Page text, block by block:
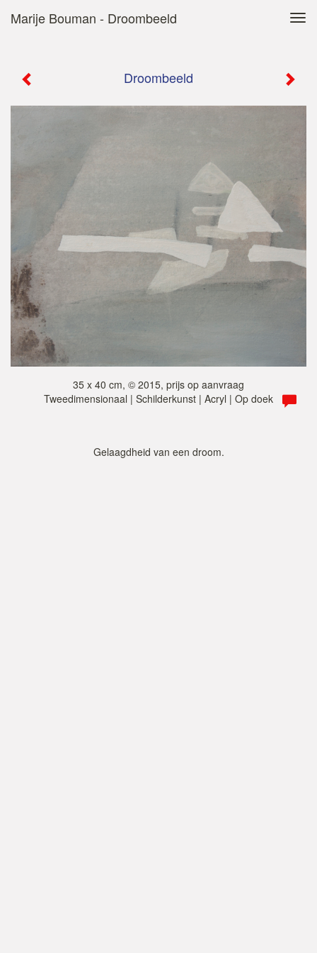
Marije Bouman - Droombeeld
Droombeeld
35 x 40 cm, © 2015, prijs op aanvraag
Tweedimensionaal | Schilderkunst | Acryl | Op doek
Gelaagdheid van een droom.